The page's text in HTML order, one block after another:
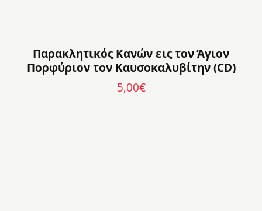
Παρακλητικός Κανών εις τον Άγιον
Πορφύριον τον Καυσοκαλυβίτην (CD)
5,00€